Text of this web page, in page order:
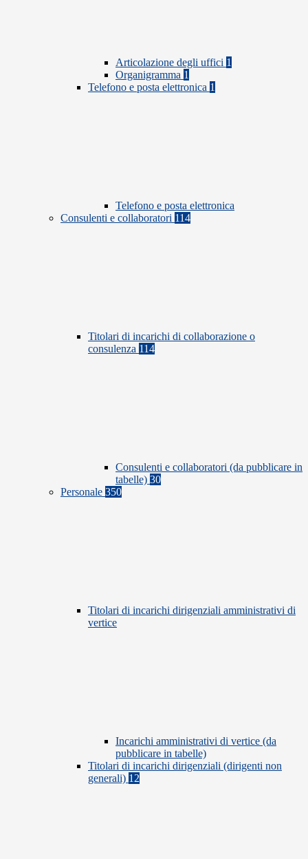
Articolazione degli uffici 1
Organigramma 1
Telefono e posta elettronica 1
Telefono e posta elettronica
Consulenti e collaboratori 114
Titolari di incarichi di collaborazione o
consulenza 114
Consulenti e collaboratori (da pubblicare in
tabelle) 30
Personale 350
Titolari di incarichi dirigenziali amministrativi di
vertice
Incarichi amministrativi di vertice (da
pubblicare in tabelle)
Titolari di incarichi dirigenziali (dirigenti non
generali) 12